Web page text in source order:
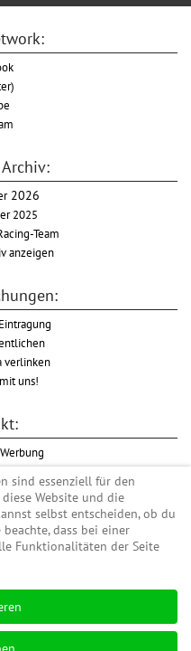
2026
2025
Team
anzeigen
verlinken
uns!
WKO
Wikipedia
#enduroaustriaracingteam
Endurotraining, Endurotouren,
sind essenziell für den
Website und die
selbst entscheiden, ob du
dass bei einer
Funktionalitäten der Seite